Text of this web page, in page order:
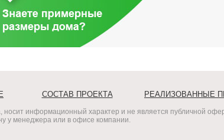
СОСТАВ ПРОЕКТА РЕАЛИЗОВАННЫЕ
информационный характер и не является публичной
у менеджера или в офисе компании.